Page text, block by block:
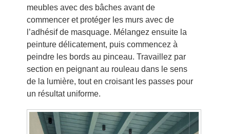
meubles avec des bâches avant de
commencer et protéger les murs avec de
l’adhésif de masquage. Mélangez ensuite la
peinture délicatement, puis commencez à
peindre les bords au pinceau. Travaillez par
section en peignant au rouleau dans le sens
de la lumière, tout en croisant les passes pour
un résultat uniforme.